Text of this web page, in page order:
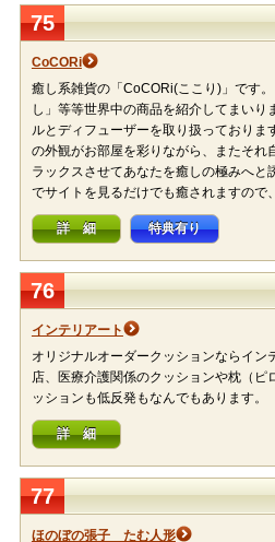
75
CoCORi
癒し系雑貨の「CoCORi(ここり)」です
し」等等世界中の商品を紹介してまいり
ルとディフューザーを取り扱っておりま
の外観がお部屋を彩りながら、またそれ
ラックスさせてあなたを癒しの極みへと
でサイトを見るだけでも癒されますので
詳 細 特典有り
76
インテリアート
オリジナルオーダークッションならイン
店、医療介護関係のクッションや枕（ピ
ッションも低反発もなんでもあります。
詳 細
77
ほのぼの張子 たむ人形